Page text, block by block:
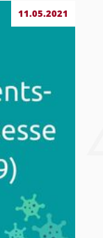
11.05.2021